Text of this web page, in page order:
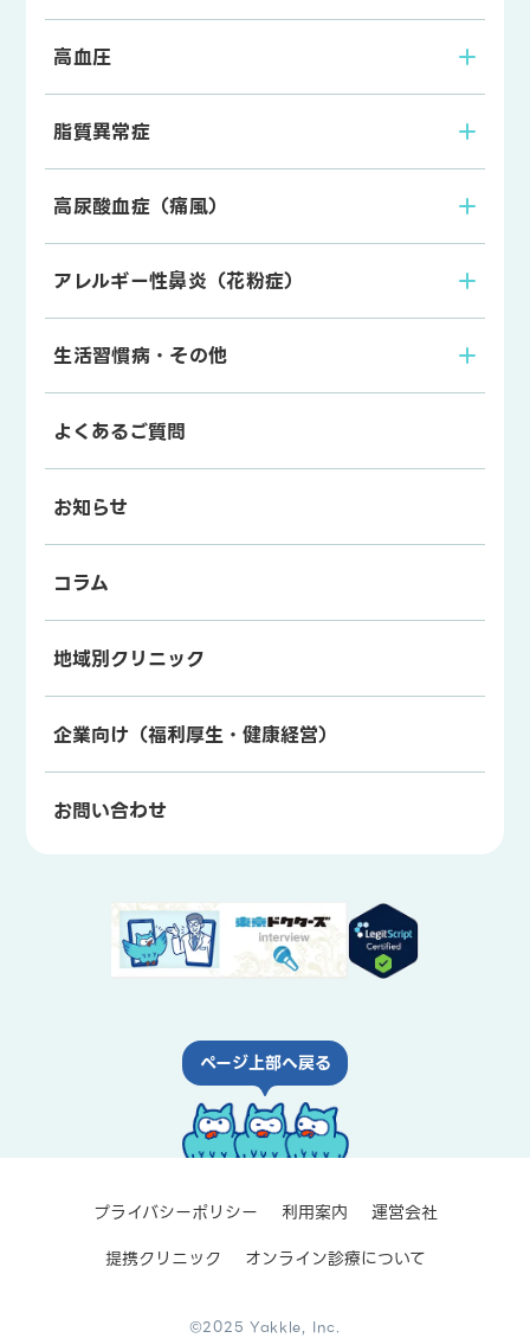
高血圧
脂質異常症
高尿酸血症（痛風）
アレルギー性鼻炎（花粉症）
生活習慣病・その他
よくあるご質問
お知らせ
コラム
地域別クリニック
企業向け（福利厚生・健康経営）
お問い合わせ
ページ上部へ戻る
プライバシーポリシー 利用案内
運営会社
提携クリニック
オンライン診療について
©2025 Yakkle, Inc.